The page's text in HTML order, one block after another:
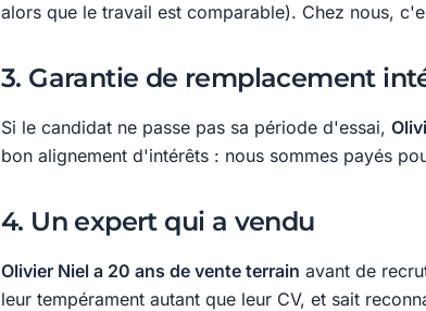
alors que le travail est comparable). Chez nous,
3. Garantie de remplacement
Si le candidat ne passe pas sa période d'essai,
bon alignement d'intérêts : nous sommes payés
4. Un expert qui a vendu
Olivier Niel a 20 ans de vente terrain avant de
leur tempérament autant que leur CV, et sait